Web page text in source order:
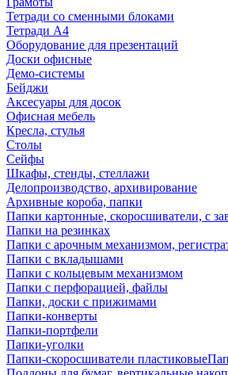
Тетради со сменными блоками
Тетради А4
Оборудование для презентаций
Доски офисные
Демо-системы
Бейджи
Аксесуары для досок
Офисная мебель
Кресла, стулья
Столы
Сейфы
Шкафы, стенды, стеллажи
Делопроизводство, архивирование
Архивные короба, папки
Папки картонные, скоросшиватели, с
Папки на резинках
Папки с арочным механизмом,
Папки с вкладышами
Папки с кольцевым механизмом
Папки с перфорацией, файлы
Папки, доски с прижимами
Папки-конверты
Папки-портфели
Папки-уголки
Папки-скоросшиватели